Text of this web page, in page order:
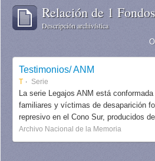
Relación de 1
Descripción archivística
Testimonios/ ANM
T Serie
La serie Legajos ANM está
familiares y víctimas de desaparición
represivo en el Cono Sur, producidos
Archivo Nacional de la Memoria